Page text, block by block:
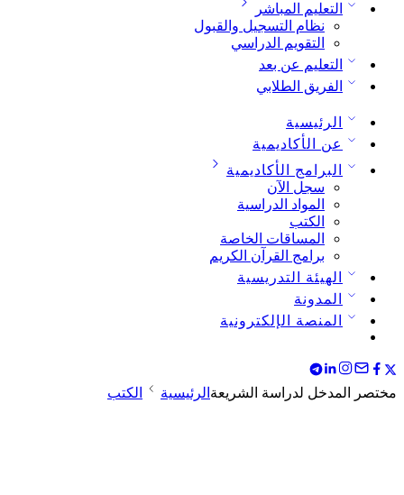
التعليم المباشر
نظام التسجيل والقبول
التقويم الدراسي
التعليم عن بعد
الفريق الطلابي
الرئيسية
عن الأكاديمية
البرامج الأكاديمية
سجل الآن
المواد الدراسية
الكتب
المساقات الخاصة
برامج القرآن الكريم
الهيئة التدريسية
المدونة
المنصة الإلكترونية
مختصر المدخل لدراسة الشريعة الرئيسية الكتب